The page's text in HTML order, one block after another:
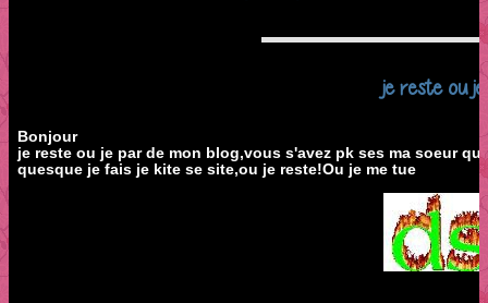
je reste ou je
Bonjour
je reste ou je par de mon blog,vous s'avez pk ses ma soeur
quesque je fais je kite se site,ou je reste!Ou je me tue